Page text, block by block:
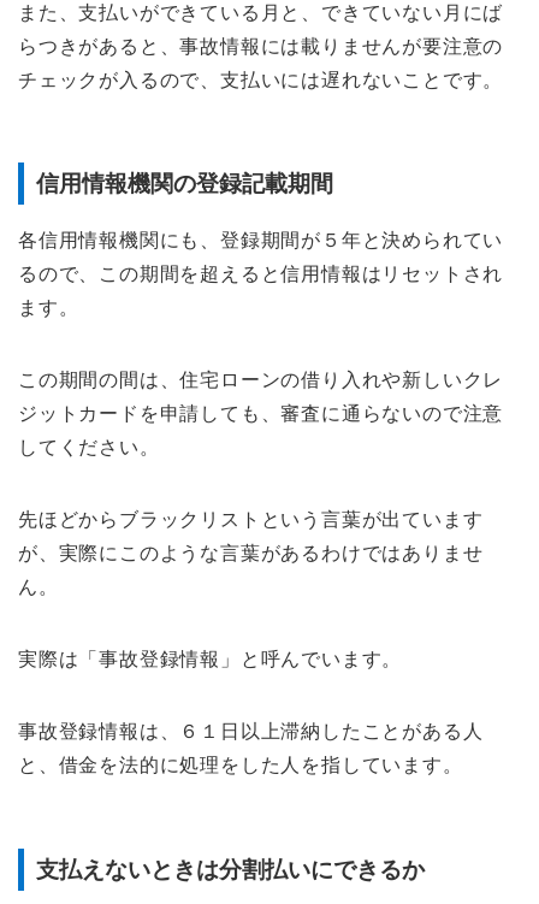
また、支払いができている月と、できていない月にば
らつきがあると、事故情報には載りませんが要注意の
チェックが入るので、支払いには遅れないことです。
信用情報機関の登録記載期間
各信用情報機関にも、登録期間が５年と決められてい
るので、この期間を超えると信用情報はリセットされ
ます。
この期間の間は、住宅ローンの借り入れや新しいクレ
ジットカードを申請しても、審査に通らないので注意
してください。
先ほどからブラックリストという言葉が出ています
が、実際にこのような言葉があるわけではありませ
ん。
実際は「事故登録情報」と呼んでいます。
事故登録情報は、６１日以上滞納したことがある人
と、借金を法的に処理をした人を指しています。
支払えないときは分割払いにできるか